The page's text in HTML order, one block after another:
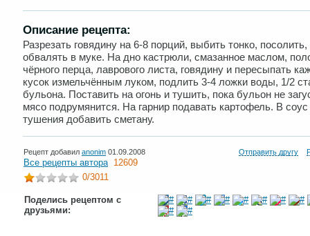
Описание рецепта:
Разрезать говядину на 6-8 порций, выбить тонко, посолить,
обвалять в муке. На дно кастрюли, смазанное маслом,
чёрного перца, лаврового листа, говядину и пересыпать
кусок измельчённым луком, подлить 3-4 ложки воды, 1/2
бульона. Поставить на огонь и тушить, пока бульон не
мясо подрумянится. На гарнир подавать картофель. В соус
тушения добавить сметану.
Рецепт добавил anonim 01.09.2008 Отправить другу
Все рецепты автора 12609
0/3011
Поделись рецептом с
друзьями: